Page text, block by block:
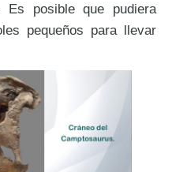
Es posible que pudiera
pequeños para llevar